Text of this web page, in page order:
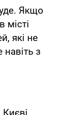
Якщо
місті
які не
з